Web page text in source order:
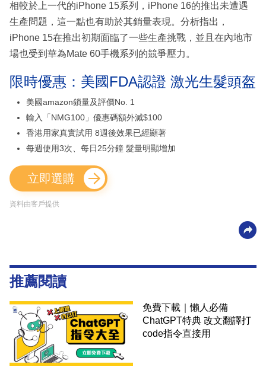
相較於上一代的iPhone 15系列，iPhone 16的推出未遭遇
生產問題，這一點也有助於其銷量表現。分析指出，
iPhone 15在推出初期面臨了一些生產挑戰，並且在內地市
場也受到華為Mate 60手機系列的競爭壓力。
限時優惠：美國FDA認證 激光生髮頭盔
美國amazon鎖量及評價No. 1
輸入「NMG100」優惠碼額外減$100
香港用家真實試用 8週後效果已經顯著
每週使用3次、每日25分鐘 髮量明顯增加
立即選購
資料由客戶提供
推薦閱讀
免費下載｜懶人必備
ChatGPT特典 改文翻譯打
code指令直接用